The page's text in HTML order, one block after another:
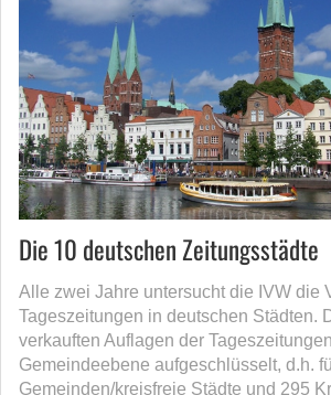
Die 10 deutschen Zeitungsstädte
Alle zwei Jahre untersucht die IVW die
Tageszeitungen in deutschen Städten.
verkauften Auflagen der
Gemeindeebene aufgeschlüsselt, d.h.
Gemeinden/kreisfreie Städte und 295